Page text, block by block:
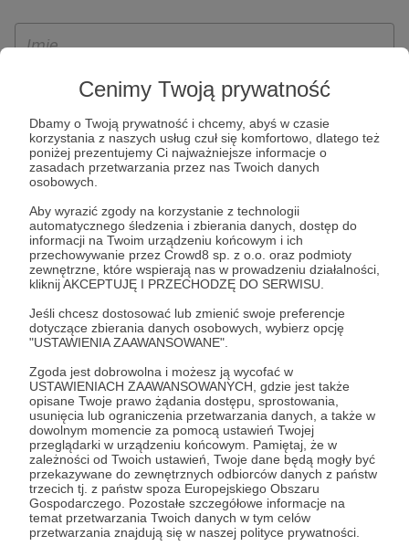
Cenimy Twoją prywatność
Dbamy o Twoją prywatność i chcemy, abyś w czasie
korzystania z naszych usług czuł się komfortowo, dlatego też
poniżej prezentujemy Ci najważniejsze informacje o
zasadach przetwarzania przez nas Twoich danych
osobowych.
Aby wyrazić zgody na korzystanie z technologii
automatycznego śledzenia i zbierania danych, dostęp do
informacji na Twoim urządzeniu końcowym i ich
przechowywanie przez Crowd8 sp. z o.o. oraz podmioty
zewnętrzne, które wspierają nas w prowadzeniu działalności,
kliknij AKCEPTUJĘ I PRZECHODZĘ DO SERWISU.
Jeśli chcesz dostosować lub zmienić swoje preferencje
dotyczące zbierania danych osobowych, wybierz opcję
"USTAWIENIA ZAAWANSOWANE".
Zgoda jest dobrowolna i możesz ją wycofać w
USTAWIENIACH ZAAWANSOWANYCH, gdzie jest także
opisane Twoje prawo żądania dostępu, sprostowania,
usunięcia lub ograniczenia przetwarzania danych, a także w
dowolnym momencie za pomocą ustawień Twojej
przeglądarki w urządzeniu końcowym. Pamiętaj, że w
zależności od Twoich ustawień, Twoje dane będą mogły być
przekazywane do zewnętrznych odbiorców danych z państw
trzecich tj. z państw spoza Europejskiego Obszaru
Gospodarczego. Pozostałe szczegółowe informacje na
temat przetwarzania Twoich danych w tym celów
przetwarzania znajdują się w naszej polityce prywatności.
Patronite.pl, w tym możliwości dokonywania oraz
otrzymywania wsparcia na naszej platformie oraz
ich przenoszenia, niepodlegania zautomatyzowanemu
wyrażenia sprzeciwu wobec przetwarzania Twoich danych
osobowych. Rejestracja dla osób niepełnoletnich możliwa
jest po przekazaniu podpisanego formularza "Zgodna na
założenie konta przez osobę niepełnoletnią", formularz
dostępny jest na stronie regulaminu Patronite.pl.
* Zapoznałem się i akceptujęRegulaminserwisu oraz
* Wyrażam zgodę na przetwarzanie moich danych
osobowych podanych w formularzu rejestracyjnym w celu
prawidłowego świadczenia usług serwisu Patronite.
Wyrażam zgodę na otrzymywanie drogą elektroniczną
informacji handlowych - newslettera. Opcja ta może zostać
zmieniona w ustawieniach konta.